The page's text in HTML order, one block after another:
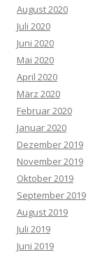
August 2020
Juli 2020
Juni 2020
Mai 2020
April 2020
März 2020
Februar 2020
Januar 2020
Dezember 2019
November 2019
Oktober 2019
September 2019
August 2019
Juli 2019
Juni 2019